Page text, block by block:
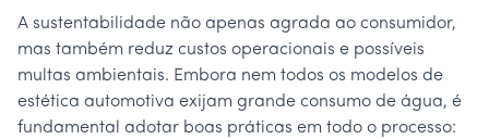
A sustentabilidade não apenas agrada ao consumidor,
mas também reduz custos operacionais e possíveis
multas ambientais. Embora nem todos os modelos de
estética automotiva exijam grande consumo de água, é
fundamental adotar boas práticas em todo o processo: